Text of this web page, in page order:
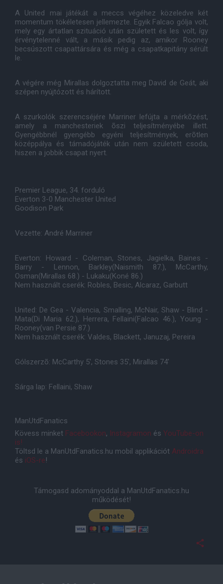
A United mai játékát a meccs végéhez közeledve két
momentum tökéletesen jellemezte. Egyik Falcao gólja volt,
mely egy ártatlan szituáció után született és les volt, így
érvénytelenné vált, a másik pedig az, amikor Rooney
becsúszott csapattársára és még a csapatkapitány sérült
le.
A végére még Mirallas dolgoztatta meg David de Geát, aki
szépen nyújtózott és hárított.
A szurkolók szerencséjére Marriner lefújta a mérkõzést,
amely a manchesteriek õszi teljesítményébe illett.
Gyengébbnél gyengébb egyéni teljesítmények, erõtlen
középpálya és támadójáték után nem született csoda,
hiszen a jobbik csapat nyert.
Premier League, 34. forduló
Everton 3-0 Manchester United
Goodison Park
Vezette: André Marriner
Everton: Howard - Coleman, Stones, Jagielka, Baines -
Barry - Lennon, Barkley(Naismith 87.), McCarthy,
Osman(Mirallas 68.) - Lukaku(Koné 86.)
Nem használt cserék: Robles, Besic, Alcaraz, Garbutt
United: De Gea - Valencia, Smalling, McNair, Shaw - Blind -
Mata(Di Maria 62.), Herrera, Fellaini(Falcao 46.), Young -
Rooney(van Persie 87.)
Nem használt cserék: Valdes, Blackett, Januzaj, Pereira
Gólszerzõ: McCarthy 5', Stones 35', Mirallas 74'
Sárga lap: Fellaini, Shaw
ManUtdFanatics
Kövess minket Facebookon, Instagramon és YouTube-on
is!
Töltsd le a ManUtdFanatics.hu mobil applikációt Androidra
és iOS-re!
Támogasd adományoddal a ManUtdFanatics.hu
működését!